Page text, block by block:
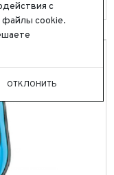
с
файлы cookie.
ОТКЛОНИТЬ